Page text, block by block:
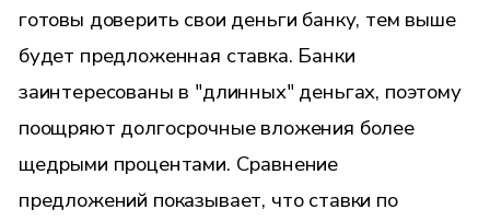
готовы доверить свои деньги банку, тем выше
будет предложенная ставка. Банки
заинтересованы в "длинных" деньгах, поэтому
поощряют долгосрочные вложения более
щедрыми процентами. Сравнение
предложений показывает, что ставки по